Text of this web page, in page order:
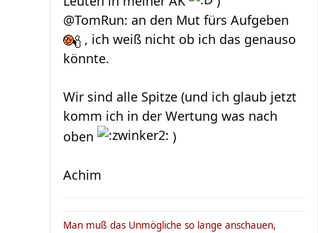
@TomRun: an den Mut fürs Aufgeben
, ich weiß nicht ob ich das genauso
könnte.
Wir sind alle Spitze (und ich glaub jetzt
komm ich in der Wertung was nach
oben
)
Achim
Man muß das Unmögliche so lange anschauen,